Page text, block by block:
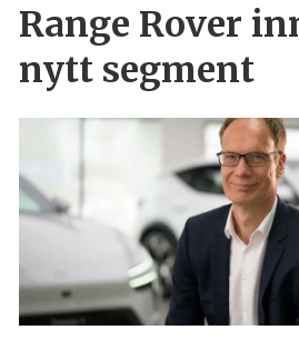
Range Rover
nytt segment